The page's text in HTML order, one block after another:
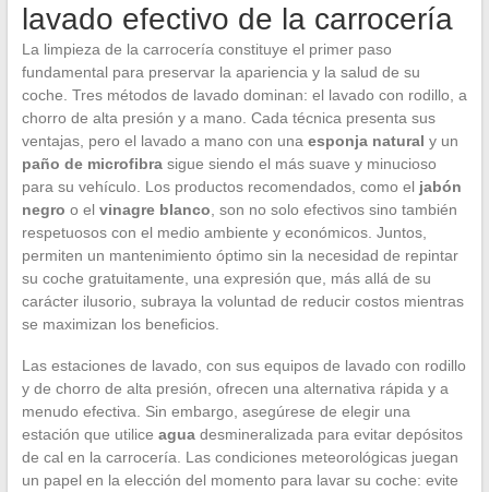
lavado efectivo de la carrocería
La limpieza de la carrocería constituye el primer paso
fundamental para preservar la apariencia y la salud de su
coche. Tres métodos de lavado dominan: el lavado con rodillo, a
chorro de alta presión y a mano. Cada técnica presenta sus
ventajas, pero el lavado a mano con una esponja natural y un
paño de microfibrasigue siendo el más suave y minucioso
para su vehículo. Los productos recomendados, como el jabón
negro o el vinagre blanco , son no solo efectivos sino también
respetuosos con el medio ambiente y económicos. Juntos,
permiten un mantenimiento óptimo sin la necesidad de repintar
su coche gratuitamente, una expresión que, más allá de su
carácter ilusorio, subraya la voluntad de reducir costos mientras
se maximizan los beneficios.
Las estaciones de lavado, con sus equipos de lavado con rodillo
y de chorro de alta presión, ofrecen una alternativa rápida y a
menudo efectiva. Sin embargo, asegúrese de elegir una
estación que utilice aguadesmineralizada para evitar depósitos
de cal en la carrocería. Las condiciones meteorológicas juegan
un papel en la elección del momento para lavar su coche: evite